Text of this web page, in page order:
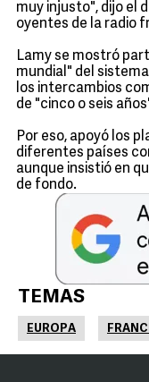
muy injusto", dijo el
oyentes de la radio
Lamy se mostró
mundial" del
los intercambios
de "cinco o seis
Por eso, apoyó los
diferentes países
aunque insistió en
de fondo.
TEMAS
EUROPA